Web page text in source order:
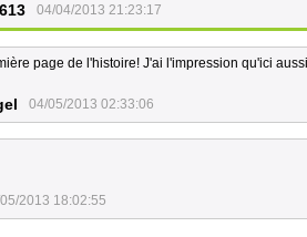
04/04/2013 21:23:17
page de l'histoire! J'ai l'impression qu'ici
04/05/2013 02:33:06
2013 18:02:55